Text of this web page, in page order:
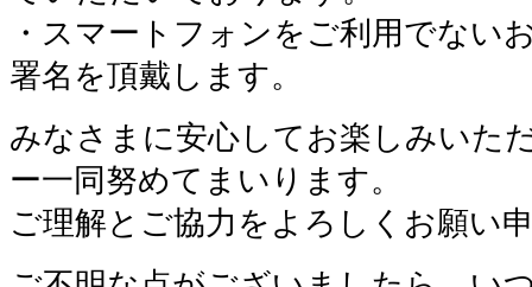
・スマートフォンをご利用でない
署名を頂戴します。
みなさまに安心してお楽しみいた
ー一同努めてまいります。
ご理解とご協力をよろしくお願い